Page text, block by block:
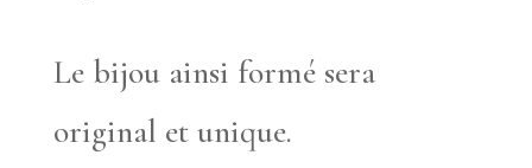
Le bijou ainsi formé sera
original et unique.